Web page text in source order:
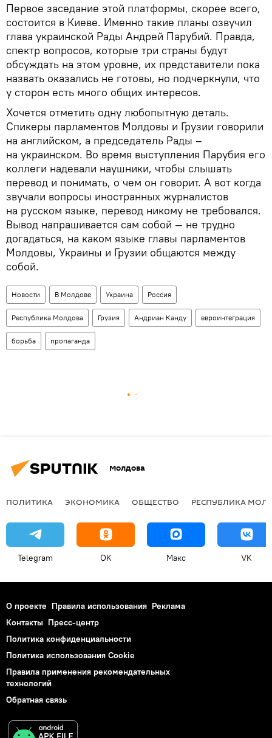
Первое заседание этой платформы, скорее всего,
состоится в Киеве. Именно такие планы озвучил
глава украинской Рады Андрей Парубий. Правда,
спектр вопросов, которые три страны будут
обсуждать на этом уровне, их представители пока
назвать оказались не готовы, но подчеркнули, что
у сторон есть много общих интересов.
Хочется отметить одну любопытную деталь.
Спикеры парламентов Молдовы и Грузии говорили
на английском, а председатель Рады –
на украинском. Во время выступления Парубия его
коллеги надевали наушники, чтобы слышать
перевод и понимать, о чем он говорит. А вот когда
звучали вопросы иностранных журналистов
на русском языке, перевод никому не требовался.
Вывод напрашивается сам собой — не трудно
догадаться, на каком языке главы парламентов
Молдовы, Украины и Грузии общаются между
собой.
Новости В Молдове Украина Россия
Республика Молдова Грузия Андриан Канду евроинтеграция
борьба пропаганда
Молдова
ПОЛИТИКА ЭКОНОМИКА ОБЩЕСТВО РЕСПУБЛИКА
Telegram OK Макс VK
О проекте Правила использования Реклама
Контакты Пресс-центр
Политика конфиденциальности
Политика использования Cookie
Правила применения рекомендательных
технологий
Обратная связь